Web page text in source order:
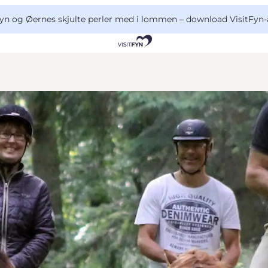
og Øernes skjulte perler med i lommen – download